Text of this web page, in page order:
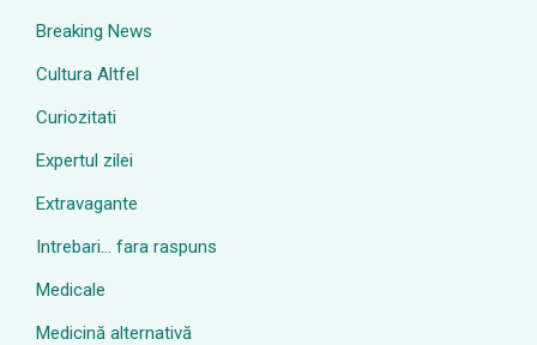
Breaking News
Cultura Altfel
Curiozitati
Expertul zilei
Extravagante
Intrebari… fara raspuns
Medicale
Medicină alternativă